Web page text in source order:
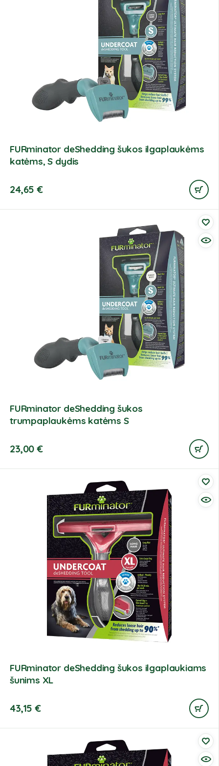
FURminator deShedding šukos ilgaplaukėms
katėms, S dydis
24,65€
FURminator deShedding šukos
trumpaplaukėms katėms S
23,00€
FURminator deShedding šukos ilgaplaukiams
šunims XL
43,15€